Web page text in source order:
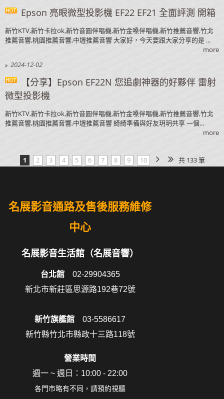
Epson 亮眼微型投影機 EF22 EF21 全面評測 開箱
新竹KTV,新竹卡拉ok,新竹音圓伴唱機,新竹金嗓伴唱機,新竹推薦音響,竹北
推薦音響,桃園推薦音響,中壢推薦音響 大家好，今天要跟大家分享的是 ...
more
2024-12-02
【分享】Epson EF22N 您追劇神器的好夥伴 雷射
微型投影機
新竹KTV,新竹卡拉ok,新竹音圓伴唱機,新竹金嗓伴唱機,新竹推薦音響,竹北
推薦音響,桃園推薦音響,中壢推薦音響 綺綺準備與好友玥玥共享 一個...
more
1 2 3 4 5 6 7 8 9 10 共 133 筆
名展影音通路及售後服務維修
中心
名展影音生活館（名展音響）
台北館02-29904365
新北市新莊區思源路192巷72號
新竹旗艦館 03-5586617
新竹縣竹北市縣政十三路118號
營業時間
週一 ~ 週日：10:00 - 22:00
各門市略有不同，請預約視聽